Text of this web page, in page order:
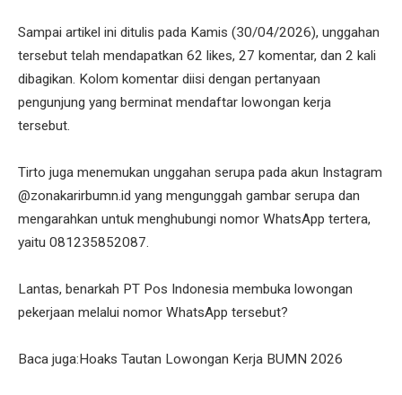
Sampai artikel ini ditulis pada Kamis (30/04/2026), unggahan
tersebut telah mendapatkan 62 likes, 27 komentar, dan 2 kali
dibagikan. Kolom komentar diisi dengan pertanyaan
pengunjung yang berminat mendaftar lowongan kerja
tersebut.
Tirto juga menemukan unggahan serupa pada akun Instagram
@zonakarirbumn.id yang mengunggah gambar serupa dan
mengarahkan untuk menghubungi nomor WhatsApp tertera,
yaitu 081235852087.
Lantas, benarkah PT Pos Indonesia membuka lowongan
pekerjaan melalui nomor WhatsApp tersebut?
Baca juga:Hoaks Tautan Lowongan Kerja BUMN 2026